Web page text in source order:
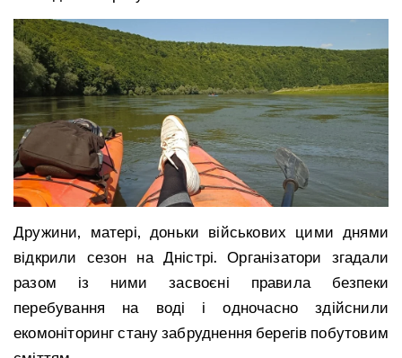
Дружини, матері, доньки військових цими днями
відкрили сезон на Дністрі. Організатори згадали
разом із ними засвоєні правила безпеки
перебування на воді і одночасно здійснили
екомоніторинг стану забруднення берегів побутовим